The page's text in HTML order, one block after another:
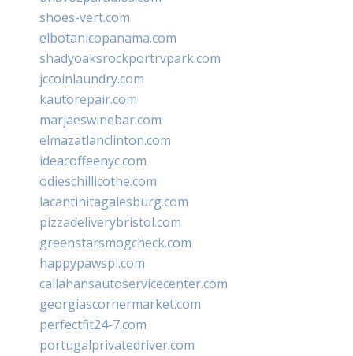
shoes-vert.com
elbotanicopanama.com
shadyoaksrockportrvpark.com
jccoinlaundry.com
kautorepair.com
marjaeswinebar.com
elmazatlanclinton.com
ideacoffeenyc.com
odieschillicothe.com
lacantinitagalesburg.com
pizzadeliverybristol.com
greenstarsmogcheck.com
happypawspl.com
callahansautoservicecenter.com
georgiascornermarket.com
perfectfit24-7.com
portugalprivatedriver.com